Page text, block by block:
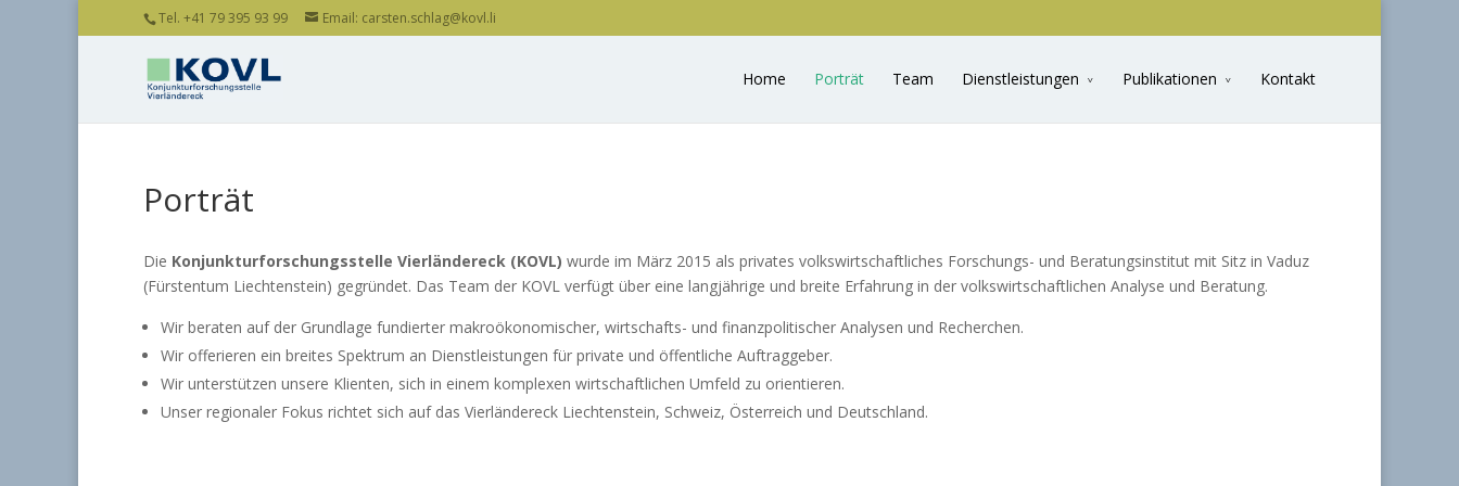
Tel. +41 79 395 93 99 Email: carsten.schlag@kovl.li
Home Porträt Team Dienstleistungen Publikationen Kontakt
Porträt
Die Konjunkturforschungsstelle Vierländereck (KOVL) wurde im März 2015 als privates volkswirtschaftliches Forschungs- und Beratungsinstitut mit Sitz in Vaduz
(Fürstentum Liechtenstein) gegründet. Das Team der KOVL verfügt über eine langjährige und breite Erfahrung in der volkswirtschaftlichen Analyse und Beratung.
Wir beraten auf der Grundlage fundierter makroökonomischer, wirtschafts- und finanzpolitischer Analysen und Recherchen.
Wir offerieren ein breites Spektrum an Dienstleistungen für private und öffentliche Auftraggeber.
Wir unterstützen unsere Klienten, sich in einem komplexen wirtschaftlichen Umfeld zu orientieren.
Unser regionaler Fokus richtet sich auf das Vierländereck Liechtenstein, Schweiz, Österreich und Deutschland.